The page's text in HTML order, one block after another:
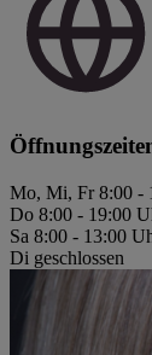
Mo, Mi, Fr 8:00 -
Do 8:00 - 19:00
Sa 8:00 - 13:00
Di geschlossen